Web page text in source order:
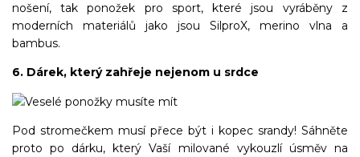
nošení, tak ponožek pro sport, které jsou vyráběny z
moderních materiálů jako jsou SilproX, merino vlna a
bambus.
6. Dárek, který zahřeje nejenom u srdce
Pod stromečkem musí přece být i kopec srandy! Sáhněte
proto po dárku, který Vaší milované vykouzlí úsměv na